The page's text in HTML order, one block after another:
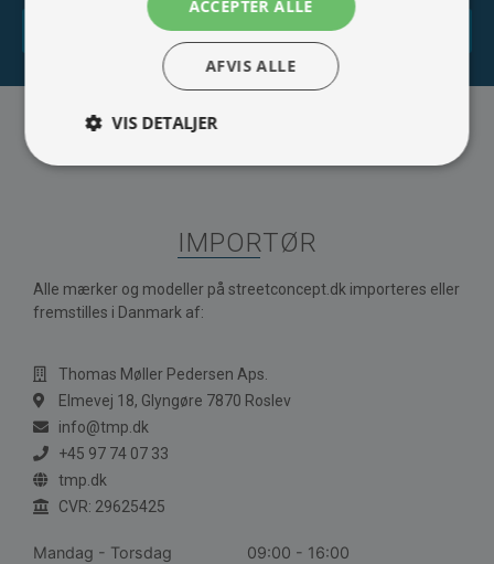
Tilmeld
IMPORTØR
Alle mærker og modeller på streetconcept.dk importeres eller
fremstilles i Danmark af:
Thomas Møller Pedersen Aps.
Elmevej 18, Glyngøre 7870 Roslev
info@tmp.dk
+45 97 74 07 33
tmp.dk
CVR: 29625425
Mandag - Torsdag
09:00 - 16:00
ACCEPTER ALLE
AFVIS ALLE
VIS DETALJER